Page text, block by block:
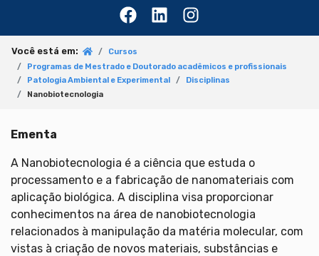
Você está em:
Cursos
Programas de Mestrado e Doutorado acadêmicos e profissionais
Patologia Ambiental e Experimental
Disciplinas
Nanobiotecnologia
Ementa
A Nanobiotecnologia é a ciência que estuda o
processamento e a fabricação de nanomateriais com
aplicação biológica. A disciplina visa proporcionar
conhecimentos na área de nanobiotecnologia
relacionados à manipulação da matéria molecular, com
vistas à criação de novos materiais, substâncias e